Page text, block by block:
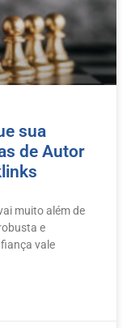
sua
de Autor
muito além de
e
vale